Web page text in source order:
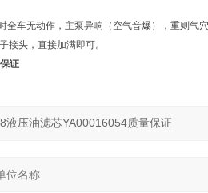
全车无动作，主泵异响（空气音爆），重则气
接头，直接加满即可。
证